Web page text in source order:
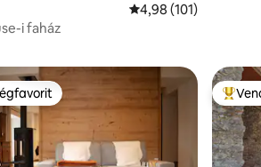
131 vélemény
Átlagos értékelés: 5/
4,98 (101)
i faház
vendégfavorit